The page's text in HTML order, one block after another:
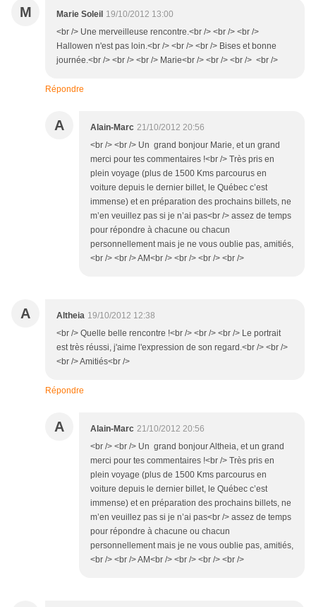
M Marie Soleil 19/10/2012 13:00
<br /> Une merveilleuse rencontre.<br /> <br /> <br />
Hallowen n'est pas loin.<br /> <br /> <br /> Bises et bonne
journée.<br /> <br /> <br /> Marie<br /> <br /> <br /> <br />
Répondre
A Alain-Marc 21/10/2012 20:56
<br /> <br /> Un grand bonjour Marie, et un grand
merci pour tes commentaires !<br /> Très pris en
plein voyage (plus de 1500 Kms parcourus en
voiture depuis le dernier billet, le Québec c’est
immense) et en préparation des prochains billets, ne
m’en veuillez pas si je n’ai pas<br /> assez de temps
pour répondre à chacune ou chacun
personnellement mais je ne vous oublie pas, amitiés,
<br /> <br /> AM<br /> <br /> <br /> <br />
A Altheia 19/10/2012 12:38
<br /> Quelle belle rencontre !<br /> <br /> <br /> Le portrait
est très réussi, j'aime l'expression de son regard.<br /> <br />
<br /> Amitiés<br />
Répondre
A Alain-Marc 21/10/2012 20:56
<br /> <br /> Un grand bonjour Altheia, et un grand
merci pour tes commentaires !<br /> Très pris en
plein voyage (plus de 1500 Kms parcourus en
voiture depuis le dernier billet, le Québec c’est
immense) et en préparation des prochains billets, ne
m’en veuillez pas si je n’ai pas<br /> assez de temps
pour répondre à chacune ou chacun
personnellement mais je ne vous oublie pas, amitiés,
<br /> <br /> AM<br /> <br /> <br /> <br />